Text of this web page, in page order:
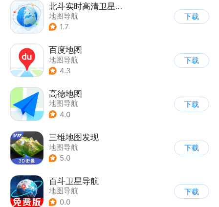
北斗实时高清卫星地图
地图导航
1.7
下载
百度地图
地图导航
4.3
下载
高德地图
地图导航
4.0
下载
三维地图发现
地图导航
5.0
下载
百斗卫星导航
地图导航
0.0
下载